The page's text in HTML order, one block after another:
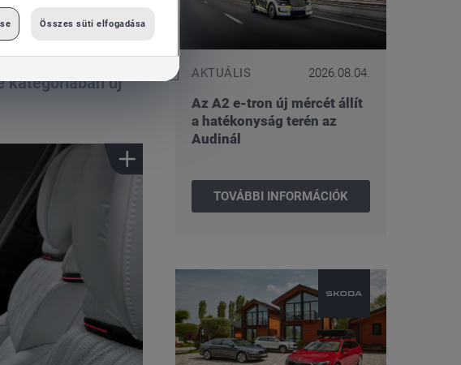
kategóriában új
AKTUÁLIS 2026.08.04.
Az A2 e-tron új mércét állít
a hatékonyság terén az
Audinál
TOVÁBBI INFORMÁCIÓK
Összes süti elfogadása